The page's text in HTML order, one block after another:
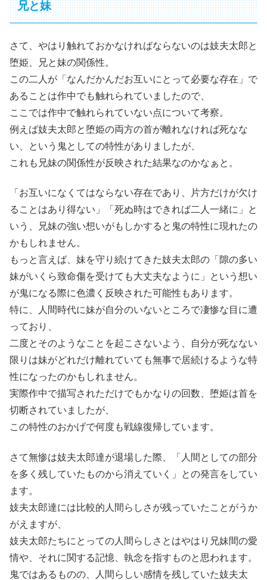
兄と妹
さて、やはり触れておかなければならないのは妓夫太郎と
堕姫、兄と妹の関係性。
この二人が「なんだかんだお互いにとって必要な存在」で
あることは作中でも触れられていましたので、
ここでは作中で触れられていない点について考察。
例えば妓夫太郎と堕姫の両方の首が離れなければ死なな
い、という鬼としての特性がありましたが、
これも兄妹の関係性が反映された結果なのかなぁと。
「お互いになくてはならない存在であり、片方だけが欠け
ることはあり得ない」「死ぬ時はできれば二人一緒に」と
いう、兄妹の強い想いがもしかすると鬼の特性に現れたの
かもしれません。
もっと言えば、妹を守り続けてきた妓夫太郎の「隙の多い
妹がいくら致命傷を受けても大丈夫なように」という想い
が鬼になる際に色濃く反映された可能性もあります。
特に、人間時代に妹が自分のいないところで凄惨な目に遭
っており、
二度とそのようなことを起こさないよう、自分が死なない
限りは妹がどれだけ離れていても無事で居続けるような特
性になったのかもしれません。
実際作中で描写されただけでもかなりの回数、堕姫は首を
切断されていましたが、
この特性のおかげで何度も戦線復帰しています。
さて無惨は妓夫太郎達が退場した際、「人間としての部分
を多く残していたものから消えていく」との発言をしてい
ます。
妓夫太郎達には比較的人間らしさが残っていたことがうか
がえますが、
妓夫太郎たちにとっての人間らしさとはやはり兄妹間の愛
情や、それに関する記憶、執念を指すものと思われます。
鬼ではあるものの、人間らしい感情を残していた妓夫太